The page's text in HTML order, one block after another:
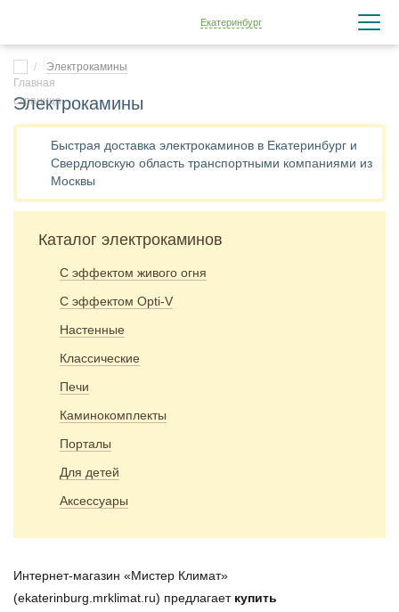
Екатеринбург
Электрокамины
Электрокамины
Быстрая доставка электрокаминов в Екатеринбург и
Свердловскую область транспортными компаниями из
Москвы
Каталог электрокаминов
С эффектом живого огня
С эффектом Opti-V
Настенные
Классические
Печи
Каминокомплекты
Порталы
Для детей
Аксессуары
Интернет-магазин «Мистер Климат»
(ekaterinburg.mrklimat.ru) предлагает купить